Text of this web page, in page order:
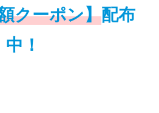
クーポン】配布
中！